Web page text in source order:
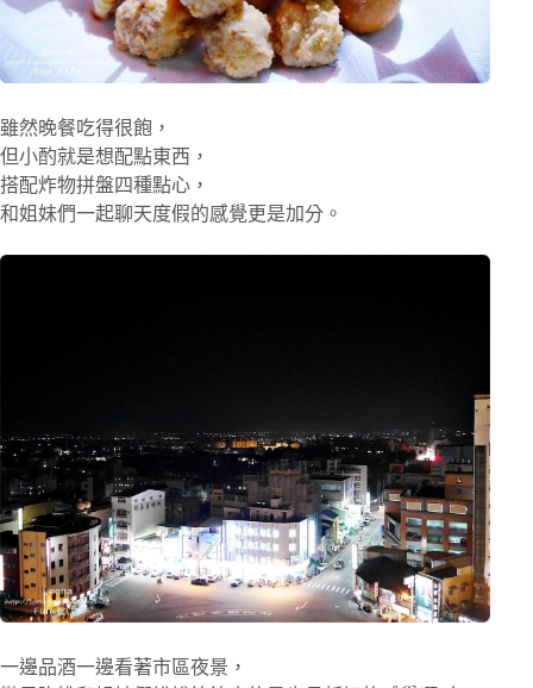
雖然晚餐吃得很飽，
但小酌就是想配點東西，
搭配炸物拼盤四種點心，
和姐妹們一起聊天度假的感覺更是加分。
一邊品酒一邊看著市區夜景，